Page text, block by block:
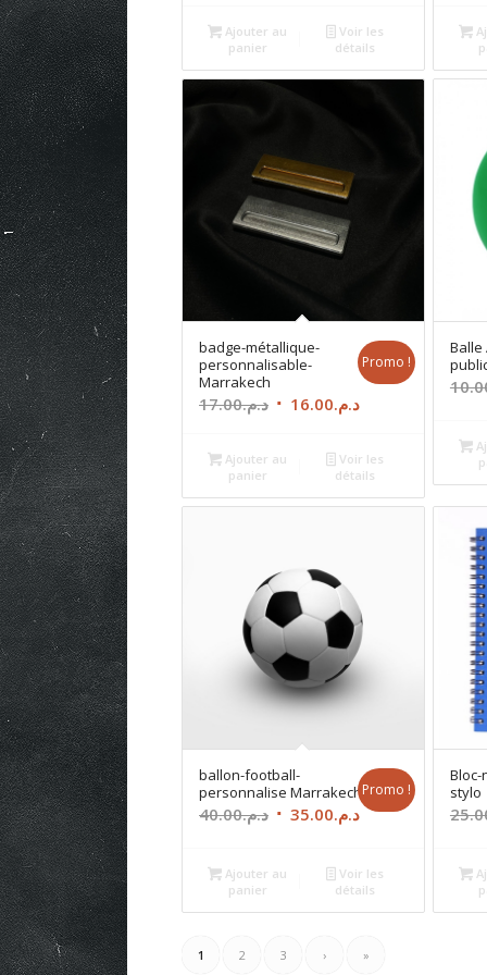
Ajouter au
panier
Voir les
détails
badge-métallique-
personnalisable-
Marrakech
د.م.17.00
Le
initial
د.م.17.00.
د.م.16.00
Le
actuel
est :
Promo !
Ajouter au
panier
Voir les
détails
Balle
ballon-football-
personnalise Marrakech
د.م.40.00
Le
د.م.40.00.
د.م.35.00
Le
actuel
est :
Promo !
Ajouter au
panier
Voir les
détails
stylo
1 2 3 › »